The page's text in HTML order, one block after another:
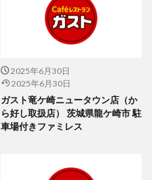
2025年6月30日
2025年6月30日
ガスト竜ケ崎ニュータウン店（か
ら好し取扱店） 茨城県龍ケ崎市 駐
車場付きファミレス